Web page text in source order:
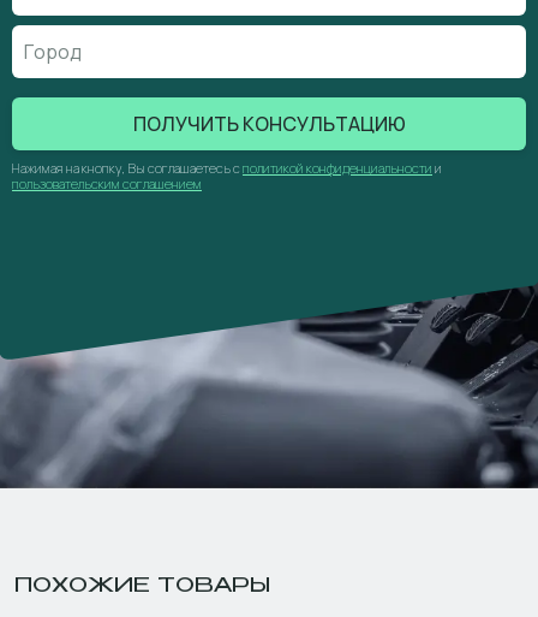
Нажимая на кнопку, Вы соглашаетесь с политикой конфиденциальности и
пользовательским соглашением
ПОЛУЧИТЬ КОНСУЛЬТАЦИЮ
ПОХОЖИЕ ТОВАРЫ